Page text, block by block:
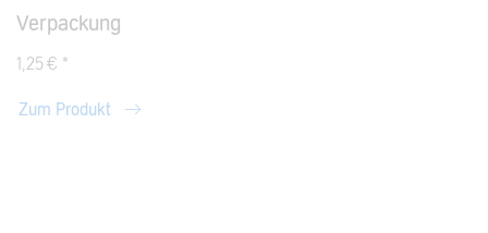
Verpackung
1,25 € *
Zum Produkt